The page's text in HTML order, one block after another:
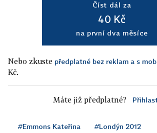
Číst dál za
40 Kč
na první dva měsíce
Nebo zkuste předplatné bez reklam a s
Kč.
Máte již předplatné?
#Emmons Kateřina #Londýn 2012